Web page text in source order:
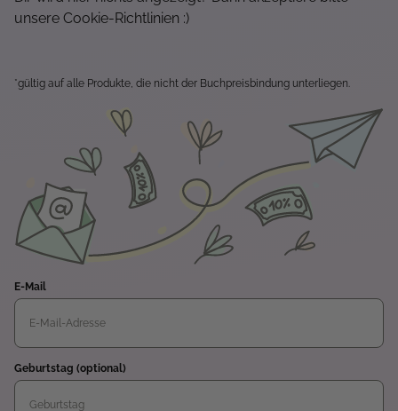
unsere Cookie-Richtlinien :)
*gültig auf alle Produkte, die nicht der Buchpreisbindung unterliegen.
E-Mail
Geburtstag (optional)